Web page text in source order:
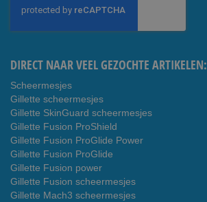
onze
nieuwsbrief
DIRECT NAAR VEEL GEZOCHTE ARTIKELEN:
Scheermesjes
Gillette scheermesjes
Gillette SkinGuard scheermesjes
Gillette Fusion ProShield
Gillette Fusion ProGlide Power
Gillette Fusion ProGlide
Gillette Fusion power
Gillette Fusion scheermesjes
Gillette Mach3 scheermesjes